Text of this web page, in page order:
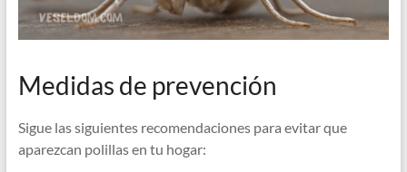
Medidas de prevención
Sigue las siguientes recomendaciones para evitar que
aparezcan polillas en tu hogar: